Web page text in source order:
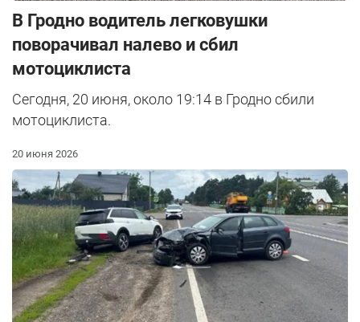
В Гродно водитель легковушки
поворачивал налево и сбил
мотоциклиста
Сегодня, 20 июня, около 19:14 в Гродно сбили
мотоциклиста.
20 июня 2026